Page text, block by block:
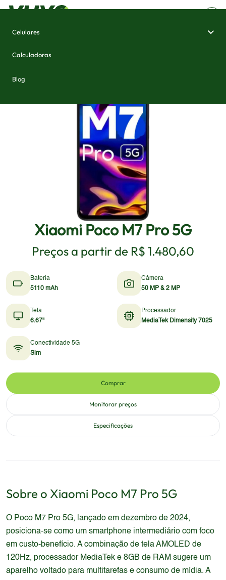
Celulares
Calculadoras
Blog
Xiaomi Poco M7 Pro 5G
Preços a partir de R$ 1.480,60
Bateria
5110 mAh
Câmera
50 MP & 2 MP
Tela
6.67"
Processador
MediaTek Dimensity 7025
Conectividade 5G
Sim
Comprar
Monitorar preços
Especificações
Sobre o Xiaomi Poco M7 Pro 5G
O Poco M7 Pro 5G, lançado em dezembro de 2024,
posiciona-se como um smartphone intermediário com foco
em custo-benefício. A combinação de tela AMOLED de
120Hz, processador MediaTek e 8GB de RAM sugere um
aparelho voltado para multitarefas e consumo de mídia. A